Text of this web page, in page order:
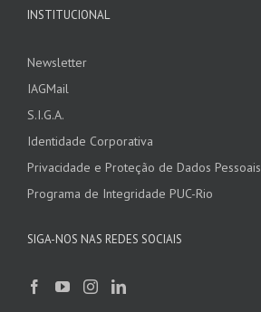
INSTITUCIONAL
Newsletter
IAGMail
S.I.G.A.
Identidade Corporativa
Privacidade e Proteção de Dados Pessoais
Programa de Integridade PUC-Rio
SIGA-NOS NAS REDES SOCIAIS